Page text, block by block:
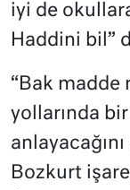
iyi de
Haddini bil”
“Bak madde
yollarında
Bozkurt